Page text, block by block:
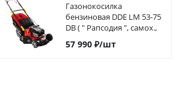
Газонокосилка
бензиновая DDE LM 53-75
DB ( " Рапсодия ", самох.,
53.5 cм, B&S, 5,5л.с, 75л,
38,5кг)
57 990₽/шт